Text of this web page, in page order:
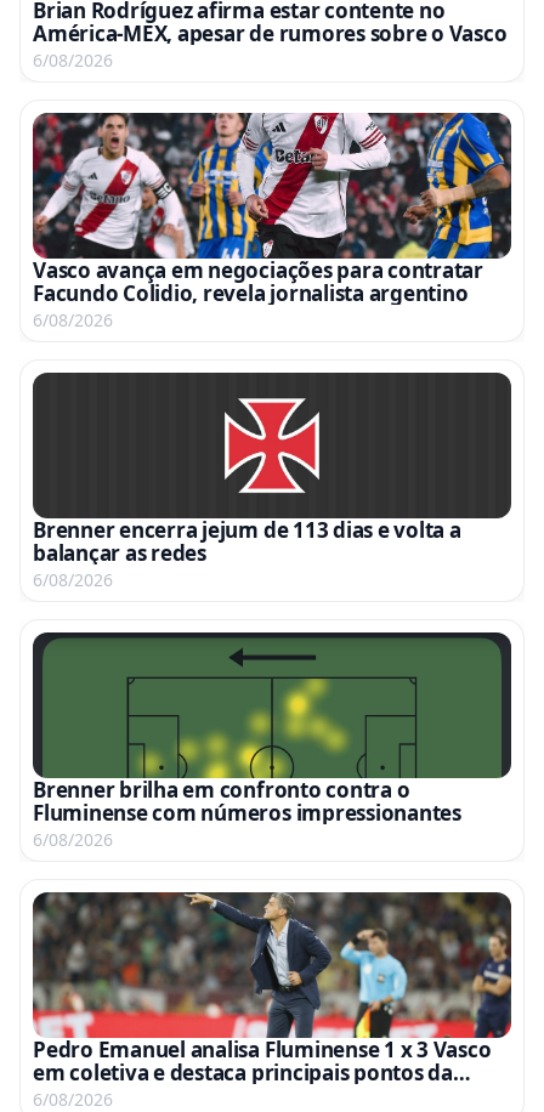
Brian Rodríguez afirma estar contente no
América-MEX, apesar de rumores sobre o Vasco
6/08/2026
Vasco avança em negociações para contratar
Facundo Colidio, revela jornalista argentino
6/08/2026
Brenner encerra jejum de 113 dias e volta a
balançar as redes
6/08/2026
Brenner brilha em confronto contra o
Fluminense com números impressionantes
6/08/2026
Pedro Emanuel analisa Fluminense 1 x 3 Vasco
em coletiva e destaca principais pontos da
partida
6/08/2026